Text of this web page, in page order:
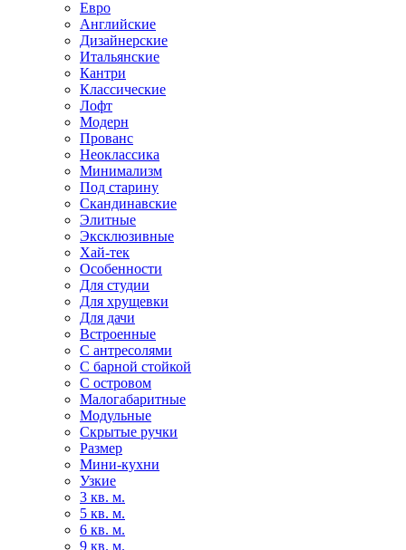
Евро
Английские
Дизайнерские
Итальянские
Кантри
Классические
Лофт
Модерн
Прованс
Неоклассика
Минимализм
Под старину
Скандинавские
Элитные
Эксклюзивные
Хай-тек
Особенности
Для студии
Для хрущевки
Для дачи
Встроенные
С антресолями
С барной стойкой
С островом
Малогабаритные
Модульные
Скрытые ручки
Размер
Мини-кухни
Узкие
3 кв. м.
5 кв. м.
6 кв. м.
9 кв. м.